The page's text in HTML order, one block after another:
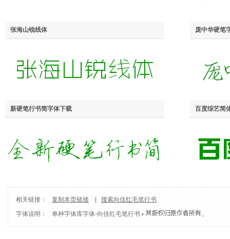
张海山锐线体 庞中华硬笔
新硬笔行书简字体下载 百度综艺简
相关链接： 复制本页链接
搜索向佳红毛笔行书
字体说明：
单种字体库字体-向佳红毛笔行书 。